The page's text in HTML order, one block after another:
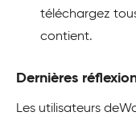
téléchargez
contient.
Dernières
Les utilisateurs